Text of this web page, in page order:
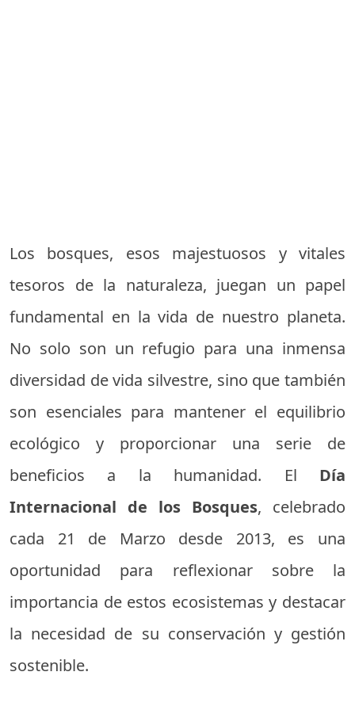
Los bosques, esos majestuosos y vitales
tesoros de la naturaleza, juegan un papel
fundamental en la vida de nuestro planeta.
No solo son un refugio para una inmensa
diversidad de vida silvestre, sino que también
son esenciales para mantener el equilibrio
ecológico y proporcionar una serie de
beneficios a la humanidad. El Día
Internacional de los Bosques, celebrado
cada 21 de Marzo desde 2013, es una
oportunidad para reflexionar sobre la
importancia de estos ecosistemas y destacar
la necesidad de su conservación y gestión
sostenible.